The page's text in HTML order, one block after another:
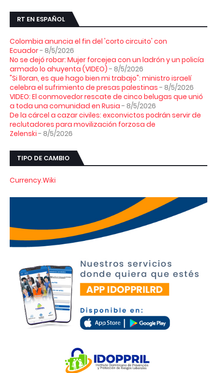
RT EN ESPAÑOL
Colombia anuncia el fin del 'corto circuito' con
Ecuador- 8/5/2026
No se dejó robar: Mujer forcejea con un ladrón y un policía
armado lo ahuyenta (VIDEO) - 8/5/2026
"Si lloran, es que hago bien mi trabajo": ministro israelí
celebra el sufrimiento de presas palestinas - 8/5/2026
VIDEO: El conmovedor rescate de cinco belugas que unió
a toda una comunidad en Rusia - 8/5/2026
De la cárcel a cazar civiles: exconvictos podrán servir de
reclutadores para movilización forzosa de
Zelenski - 8/5/2026
TIPO DE CAMBIO
Currency.Wiki